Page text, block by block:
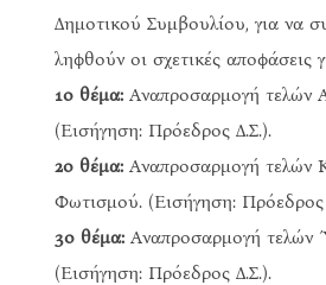
Δημοτικού Συμβουλίου, για να
ληφθούν οι σχετικές αποφάσεις
1ο θέμα: Αναπροσαρμογή τελών
(Εισήγηση: Πρόεδρος Δ.Σ.).
2ο θέμα: Αναπροσαρμογή τελών
Φωτισμού. (Εισήγηση: Πρόεδρος
3ο θέμα: Αναπροσαρμογή τελών
(Εισήγηση: Πρόεδρος Δ.Σ.).